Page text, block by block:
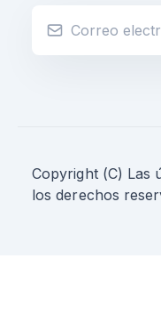
Copyright (C) Las
los derechos